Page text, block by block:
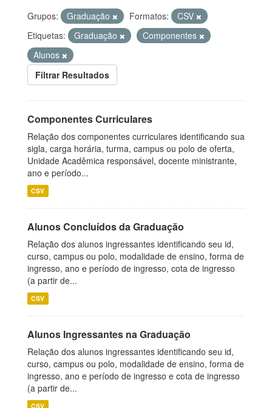
Grupos: Graduação Formatos:
CSV
Etiquetas:
Graduação
Componentes
Alunos
Filtrar Resultados
Componentes Curriculares
Relação dos componentes curriculares identificando sua
sigla, carga horária, turma, campus ou polo de oferta,
Unidade Acadêmica responsável, docente ministrante,
ano e período...
CSV
Alunos Concluídos da Graduação
Relação dos alunos ingressantes identificando seu id,
curso, campus ou polo, modalidade de ensino, forma de
ingresso, ano e período de ingresso, cota de ingresso
(a partir de...
CSV
Alunos Ingressantes na Graduação
Relação dos alunos ingressantes identificando seu id,
curso, campus ou polo, modalidade de ensino, forma de
ingresso, ano e período de ingresso e cota de ingresso
(a partir de...
CSV